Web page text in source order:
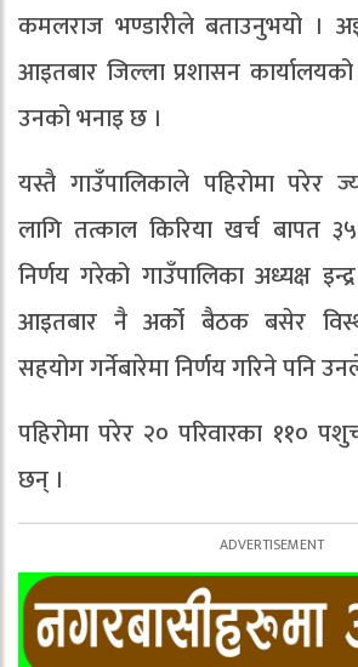
कमलराज भण्डारीले बताउनुभयो ।
आइतबार जिल्ला प्रशासन
उनको भनाइ छ ।
यस्तै गाउँपालिकाले पहिरोमा परेर
लागि तत्काल किरिया खर्च बापत
निर्णय गरेको गाउँपालिका अध्यक्ष
आइतबार नै अर्को बैठक बसेर
सहयोग गर्नेबारेमा निर्णय गरिने पनि
पहिरोमा परेर २० परिवारका ११०
छन् ।